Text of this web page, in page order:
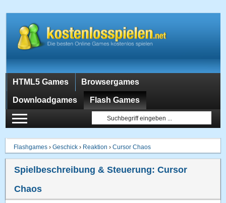
HTML5 Games Browsergames
Downloadgames Flash Games
Flashgames ›Geschick › Reaktion ›Cursor Chaos
Spielbeschreibung & Steuerung:Cursor
Chaos